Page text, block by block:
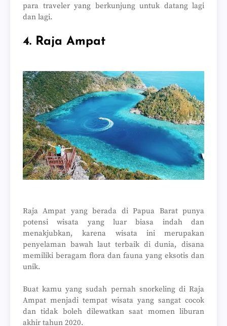
para traveler yang berkunjung untuk datang lagi
dan lagi.
4. Raja Ampat
Raja Ampat yang berada di Papua Barat punya
potensi wisata yang luar biasa indah dan
menakjubkan, karena wisata ini merupakan
penyelaman bawah laut terbaik di dunia, disana
memiliki beragam flora dan fauna yang eksotis dan
unik.
Buat kamu yang sudah pernah snorkeling di Raja
Ampat menjadi tempat wisata yang sangat cocok
dan tidak boleh dilewatkan saat momen liburan
akhir tahun 2020.